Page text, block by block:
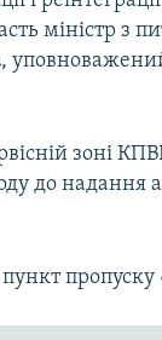
міністр з
,
зоні
до надання